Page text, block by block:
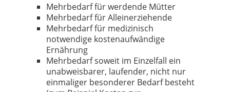
Mehrbedarf für werdende Mütter
Mehrbedarf für Alleinerziehende
Mehrbedarf für medizinisch
notwendige kostenauf­wändige
Ernährung
Mehrbedarf soweit im Einzelfall ein
unabweisbarer, laufender, nicht nur
einmaliger besonderer Bedarf besteht